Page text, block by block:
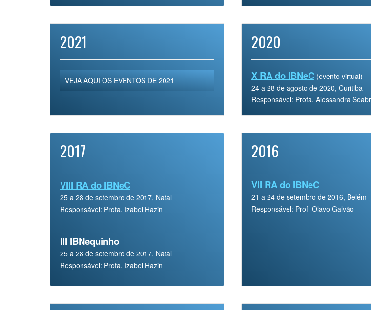
2021
VEJA AQUI OS EVENTOS DE 2021
2020
X RA do IBNeC(evento virtual)
24 a 28 de agosto de 2020, Curitiba
Responsável: Profa. Alessandra
2017
VIII RA do IBNeC
25 a 28 de setembro de 2017, Natal
Responsável: Profa. Izabel Hazin
III IBNequinho
25 a 28 de setembro de 2017, Natal
Responsável: Profa. Izabel Hazin
2016
VII RA do IBNeC
21 a 24 de setembro de 2016, Belém
Responsável: Prof. Olavo Galvão